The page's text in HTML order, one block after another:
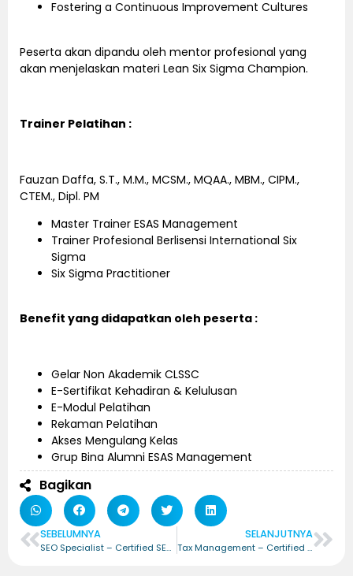
Fostering a Continuous Improvement Cultures
Peserta akan dipandu oleh mentor profesional yang
akan menjelaskan materi Lean Six Sigma Champion.
Trainer Pelatihan :
Fauzan Daffa, S.T., M.M., MCSM., MQAA., MBM., CIPM.,
CTEM., Dipl. PM
Master Trainer ESAS Management
Trainer Profesional Berlisensi International Six
Sigma
Six Sigma Practitioner
Benefit yang didapatkan oleh peserta :
Gelar Non Akademik CLSSC
E-Sertifikat Kehadiran & Kelulusan
E-Modul Pelatihan
Rekaman Pelatihan
Akses Mengulang Kelas
Grup Bina Alumni ESAS Management
Bagikan
SEBELUMNYA
SEO Specialist – Certified SEO Specialist (CSEOS)
SELANJUTNYA
Tax Management – Certified Tax Management (CTM)